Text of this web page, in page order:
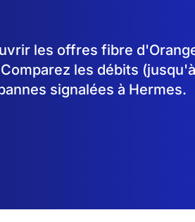
les offres fibre
les débits
signalées à Hermes.